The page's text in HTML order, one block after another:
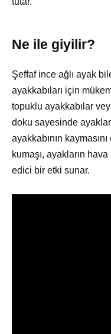
Ne ile giyilir?
Şeffaf ince ağlı ayak
ayakkabıları için
topuklu ayakkabılar
doku sayesinde
ayakkabının
kumaşı, ayakların
edici bir etki sunar.